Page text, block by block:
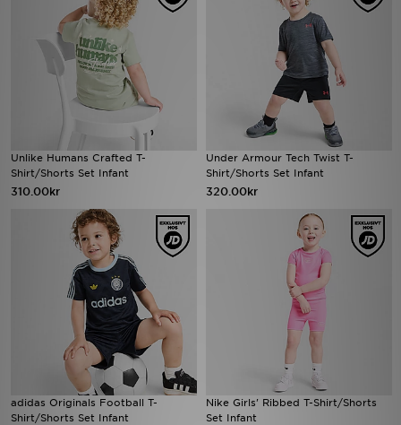
Unlike Humans Crafted T-
Shirt/Shorts Set Infant
310.00kr
Under Armour Tech Twist T-
Shirt/Shorts Set Infant
320.00kr
adidas Originals Football T-
Shirt/Shorts Set Infant
Nike Girls' Ribbed T-Shirt/Shorts
Set Infant